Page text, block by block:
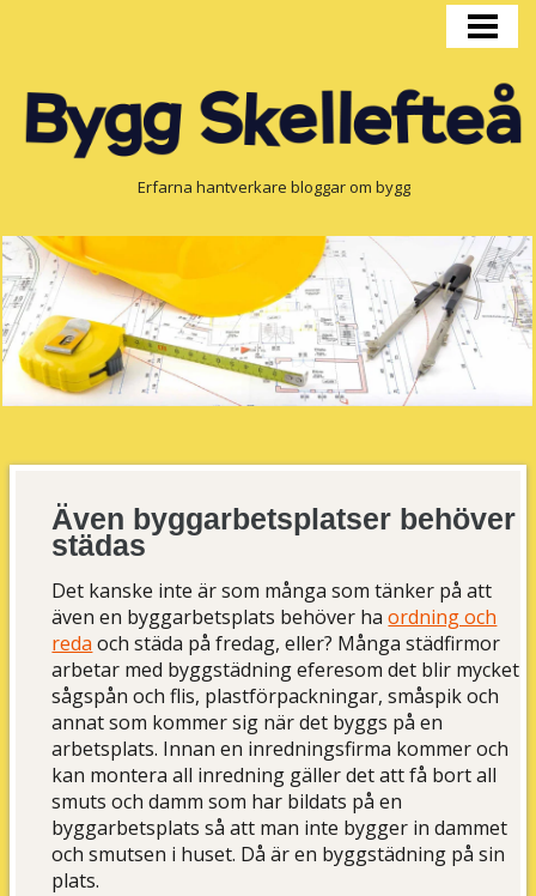
FÖNSTER
Erfarna hantverkare bloggar om bygg
Även byggarbetsplatser behöver
städas
Det kanske inte är som många som tänker på att
även en byggarbetsplats behöver haordning och
reda och städa på fredag, eller? Många städfirmor
arbetar med byggstädning eferesom det blir mycket
sågspån och flis, plastförpackningar, småspik och
annat som kommer sig när det byggs på en
arbetsplats. Innan en inredningsfirma kommer och
kan montera all inredning gäller det att få bort all
smuts och damm som har bildats på en
byggarbetsplats så att man inte bygger in dammet
och smutsen i huset. Då är en byggstädning på sin
plats.